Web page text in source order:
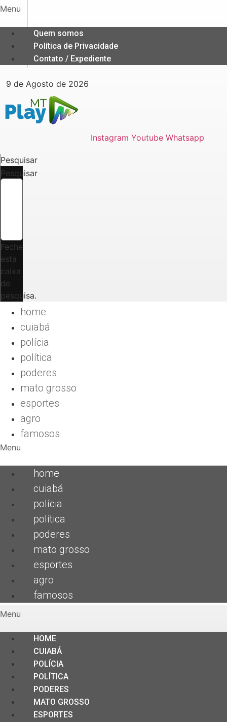
Ir
o
conteúdo
Menu
Quem somos
Política de Privacidade
Contato / Expediente
9 de Agosto de 2026
Instagram Youtube Whatsapp
Pesquisar
Pesquisar
Feche
esta
caixa
de
pesquisa.
home
cuiabá
polícia
política
poderes
mato grosso
esportes
agro
famosos
Menu
home
cuiabá
polícia
política
poderes
mato grosso
esportes
agro
famosos
Menu
HOME
CUIABÁ
POLÍCIA
POLÍTICA
PODERES
MATO GROSSO
ESPORTES